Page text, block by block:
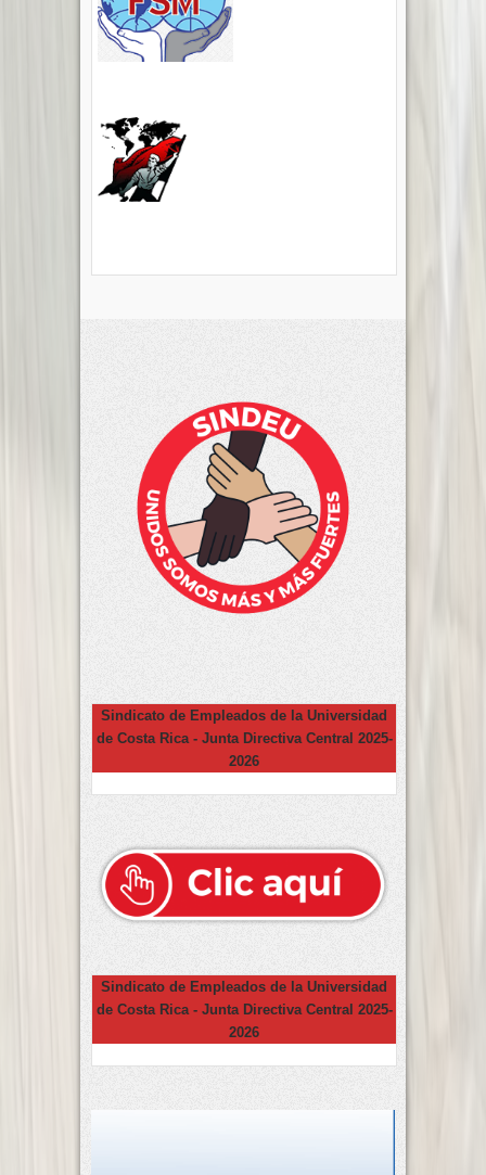
Sindicato de Empleados de la Universidad
de Costa Rica - Junta Directiva Central 2025-
2026
Sindicato de Empleados de la Universidad
de Costa Rica - Junta Directiva Central 2025-
2026